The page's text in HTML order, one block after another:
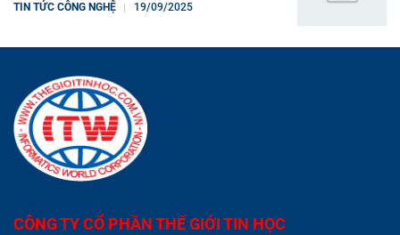
TIN TỨC CÔNG NGHỆ 19/09/2025
CÔNG TY CỔ PHẦN THẾ GIỚI TIN HỌC